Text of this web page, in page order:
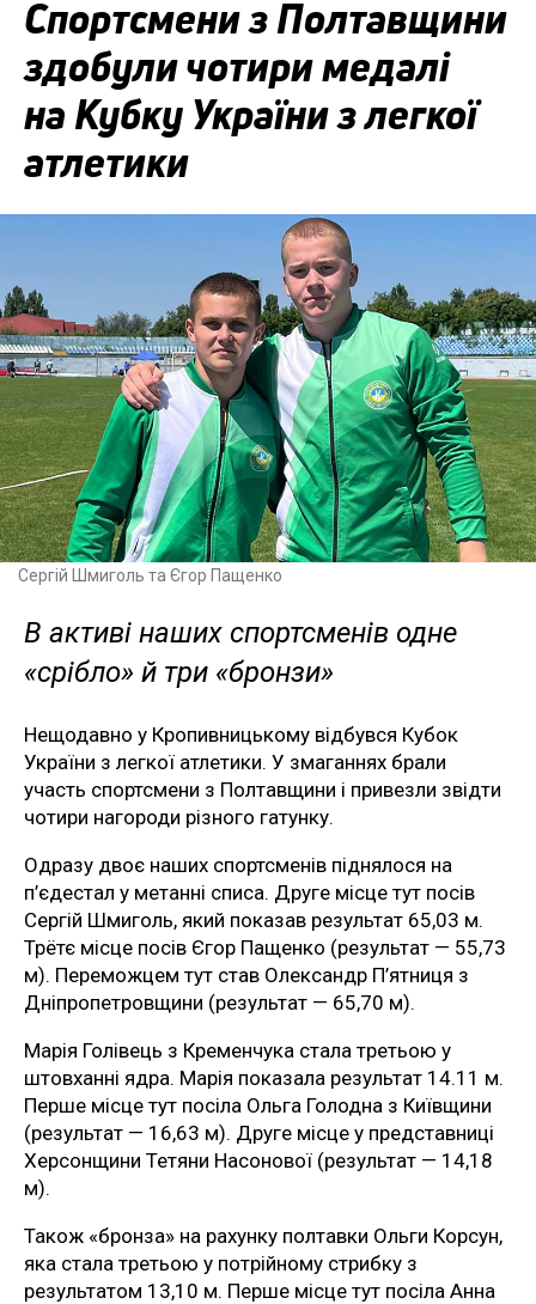
Спортсмени з Полтавщини
здобули чотири медалі
на Кубку України з легкої
атлетики
Сергій Шмиголь та Єгор Пащенко
В активі наших спортсменів одне
«срібло» й три «бронзи»
Нещодавно у Кропивницькому відбувся Кубок
України з легкої атлетики. У змаганнях брали
участь спортсмени з Полтавщини і привезли звідти
чотири нагороди різного гатунку.
Одразу двоє наших спортсменів піднялося на
п’єдестал у метанні списа. Друге місце тут посів
Сергій Шмиголь, який показав результат 65,03 м.
Трётє місце посів Єгор Пащенко (результат — 55,73
м). Переможцем тут став Олександр П’ятниця з
Дніпропетровщини (результат — 65,70 м).
Марія Голівець з Кременчука стала третьою у
штовханні ядра. Марія показала результат 14.11 м.
Перше місце тут посіла Ольга Голодна з Київщини
(результат — 16,63 м). Друге місце у представниці
Херсонщини Тетяни Насонової (результат — 14,18
м).
Також «бронза» на рахунку полтавки Ольги Корсун,
яка стала третьою у потрійному стрибку з
результатом 13,10 м. Перше місце тут посіла Анна